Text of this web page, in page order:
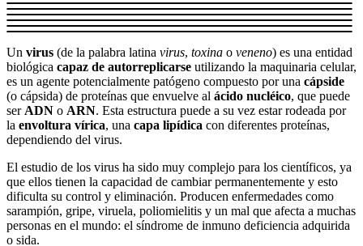
Un virus (de la palabra latina virus, toxina o veneno) es una entidad
biológica capaz de autorreplicarse utilizando la maquinaria celular,
es un agente potencialmente patógeno compuesto por una cápside
(o cápsida) de proteínas que envuelve al ácido nucléico, que puede
ser ADN o ARN. Esta estructura puede a su vez estar rodeada por
la envoltura vírica, una capa lipídica con diferentes proteínas,
dependiendo del virus.
El estudio de los virus ha sido muy complejo para los científicos, ya
que ellos tienen la capacidad de cambiar permanentemente y esto
dificulta su control y eliminación. Producen enfermedades como
sarampión, gripe, viruela, poliomielitis y un mal que afecta a muchas
personas en el mundo: el síndrome de inmuno deficiencia adquirida
o sida.